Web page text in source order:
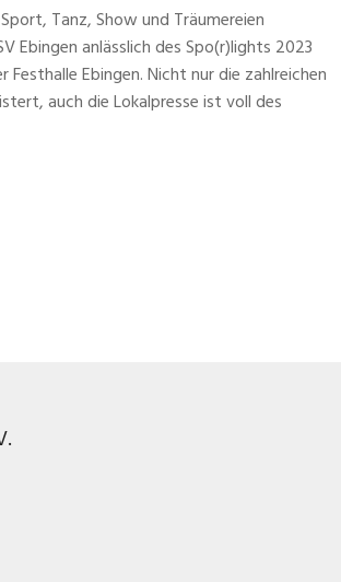
Tanz, Show und Träumereien
Ebingen anlässlich des Spo(r)lights 2023
Festhalle Ebingen. Nicht nur die zahlreichen
auch die Lokalpresse ist voll des